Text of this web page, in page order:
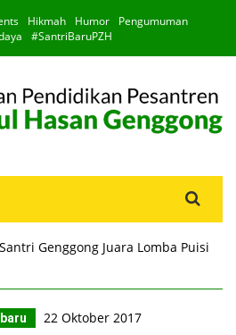
Hikmah Humor
Pengumuman
#SantriBaruPZH
for:
Santri Genggong Juara Lomba Puisi
22 Oktober 2017